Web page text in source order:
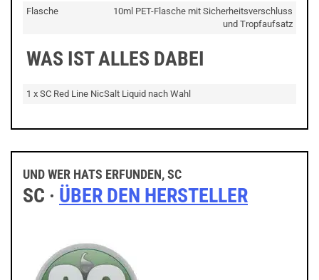
Flasche
10ml PET-Flasche mit Sicherheitsverschluss
und Tropfaufsatz
WAS IST ALLES DABEI
1 x SC Red Line NicSalt Liquid nach Wahl
UND WER HATS ERFUNDEN, SC
SC · ÜBER DEN HERSTELLER